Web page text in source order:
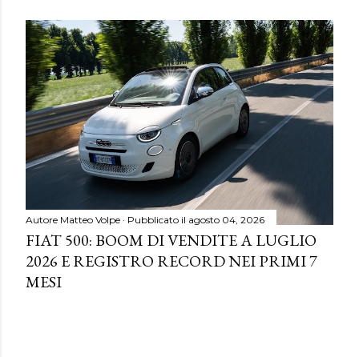
Autore Matteo Volpe Pubblicato il agosto 04, 2026
FIAT 500: BOOM DI VENDITE A LUGLIO
2026 E REGISTRO RECORD NEI PRIMI 7
MESI